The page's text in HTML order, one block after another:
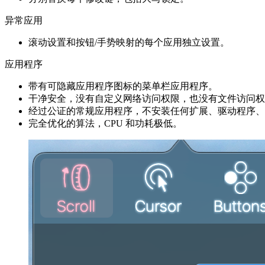
异常应用
滚动设置和按钮/手势映射的每个应用独立设置。
应用程序
带有可隐藏应用程序图标的菜单栏应用程序。
干净安全，没有自定义网络访问权限，也没有文件访问
经过公证的常规应用程序，不安装任何扩展、驱动程序
完全优化的算法，CPU 和功耗极低。